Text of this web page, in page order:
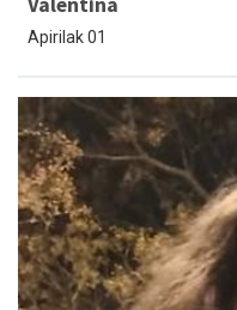
Valentina
Apirilak 01